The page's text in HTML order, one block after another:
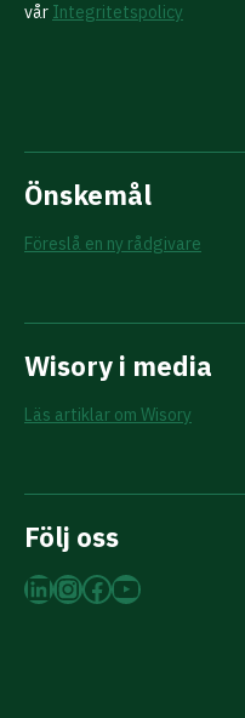
vår Integritetspolicy
Önskemål
Föreslå en ny rådgivare
Wisory i media
Läs artiklar om Wisory
Följ oss
LinkedIn
Instagram
Facebook
YouTube